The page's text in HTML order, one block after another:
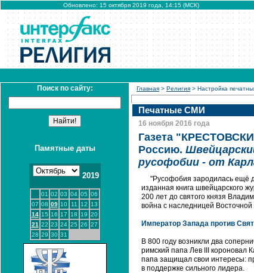
Обновлено: 15 октября 2019 года, 14:15 (МСК)
Поиск по сайту:
Памятные даты
2019
01 02 03 04 05 06
07 08 09 10 11 12
13
14 15 16 17 18 19 20
21 22 23 24 25 26 27
28 29 30 31
Главная > Религия > Настройка
Печатные СМИ
16 ноября 2016 года
Газета
Россию.
русофобии - от
"Русофобия зародилась ещё
изданная книга швейцарского
200 лет до святого князя
война с наследницей
Император Запада против
В 800 году возникли два
римский папа Лев III короновал
папа защищал свои интересы:
в поддержке сильного лидера.